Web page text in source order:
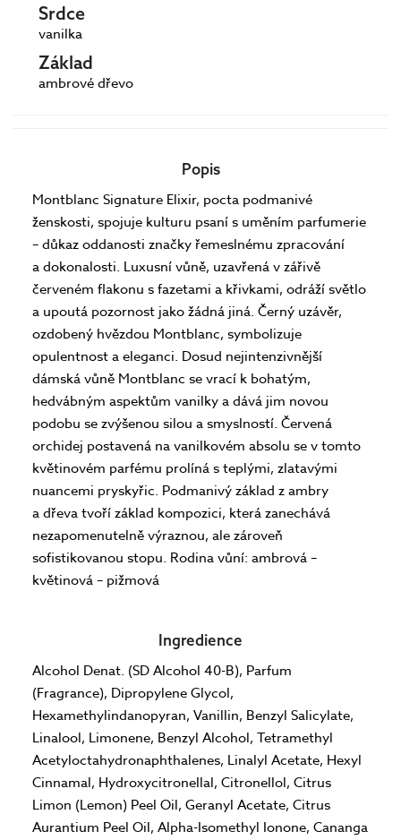
Srdce
vanilka
Základ
ambrové dřevo
Popis
Montblanc Signature Elixir, pocta podmanivé
ženskosti, spojuje kulturu psaní s uměním parfumerie
– důkaz oddanosti značky řemeslnému zpracování
a dokonalosti. Luxusní vůně, uzavřená v zářivě
červeném flakonu s fazetami a křivkami, odráží světlo
a upoutá pozornost jako žádná jiná. Černý uzávěr,
ozdobený hvězdou Montblanc, symbolizuje
opulentnost a eleganci. Dosud nejintenzivnější
dámská vůně Montblanc se vrací k bohatým,
hedvábným aspektům vanilky a dává jim novou
podobu se zvýšenou silou a smyslností. Červená
orchidej postavená na vanilkovém absolu se v tomto
květinovém parfému prolíná s teplými, zlatavými
nuancemi pryskyřic. Podmanivý základ z ambry
a dřeva tvoří základ kompozici, která zanechává
nezapomenutelně výraznou, ale zároveň
sofistikovanou stopu. Rodina vůní: ambrová –
květinová – pižmová
Ingredience
Alcohol Denat. (SD Alcohol 40-B), Parfum
(Fragrance), Dipropylene Glycol,
Hexamethylindanopyran, Vanillin, Benzyl Salicylate,
Linalool, Limonene, Benzyl Alcohol, Tetramethyl
Acetyloctahydronaphthalenes, Linalyl Acetate, Hexyl
Cinnamal, Hydroxycitronellal, Citronellol, Citrus
Limon (Lemon) Peel Oil, Geranyl Acetate, Citrus
Aurantium Peel Oil, Alpha-Isomethyl Ionone, Cananga